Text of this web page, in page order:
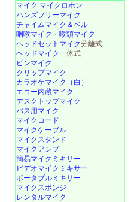
マイク マイクロホン
ハンズフリーマイク
チャイムマイク＆ベル
咽喉マイク・喉頭マイク
ヘッドセットマイク分離式
ヘッドマイク一体式
ピンマイク
クリップマイク
カラオケマイク（白）
エコー内蔵マイク
デスクトップマイク
バス用マイク
マイクコード
マイクケーブル
マイクスタンド
マイクアンプ
簡易マイクミキサー
ビデオマイクミキサー
ポータブルミキサー
マイクスポンジ
レンタルマイク